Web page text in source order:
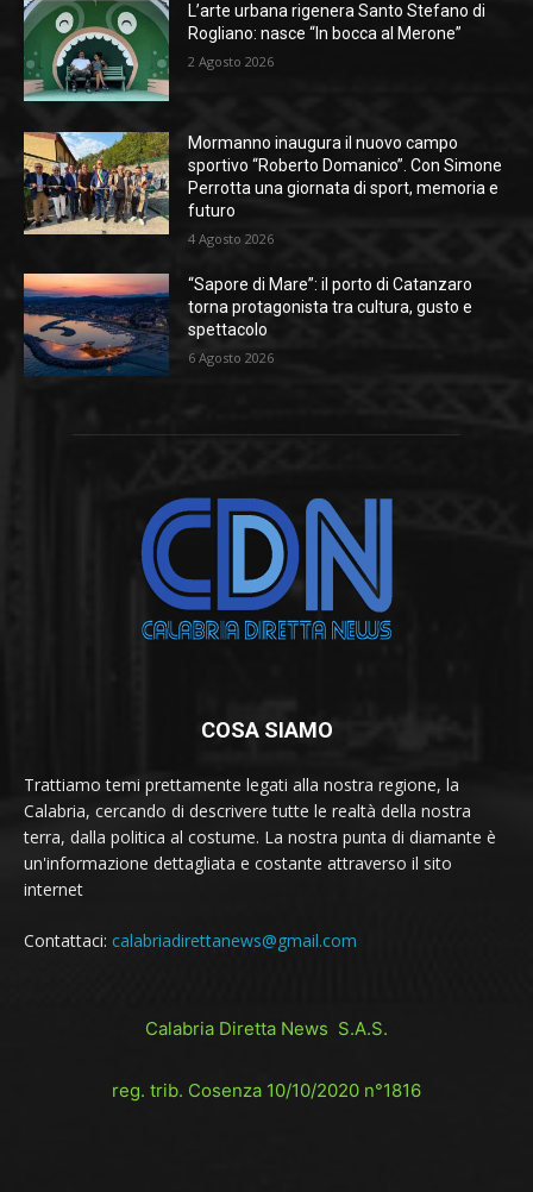
L’arte urbana rigenera Santo Stefano di
Rogliano: nasce “In bocca al Merone”
2 Agosto 2026
Mormanno inaugura il nuovo campo
sportivo “Roberto Domanico”. Con Simone
Perrotta una giornata di sport, memoria e
futuro
4 Agosto 2026
“Sapore di Mare”: il porto di Catanzaro
torna protagonista tra cultura, gusto e
spettacolo
6 Agosto 2026
COSA SIAMO
Trattiamo temi prettamente legati alla nostra regione, la
Calabria, cercando di descrivere tutte le realtà della nostra
terra, dalla politica al costume. La nostra punta di diamante è
un'informazione dettagliata e costante attraverso il sito
internet
Contattaci: calabriadirettanews@gmail.com
Calabria Diretta News S.A.S.
reg. trib. Cosenza 10/10/2020 n°1816